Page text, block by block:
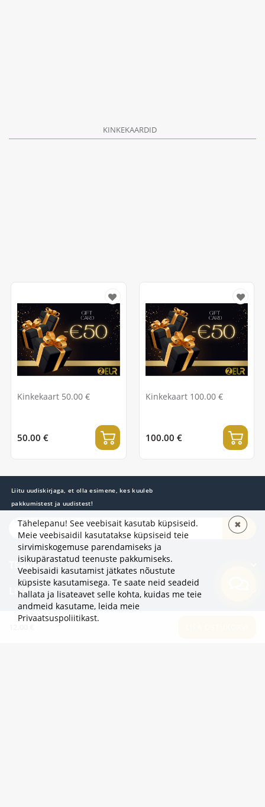
KINKEKAARDID
Kinkekaart 50.00 €
50.00 €
Kinkekaart 100.00 €
100.00 €
Liitu uudiskirjaga, et olla esimene, kes kuuleb
pakkumistest ja uudistest!
TELLI
TEAVE
LISAKS
KATEGOORIAD
Tähelepanu! See veebisait kasutab küpsiseid.
Meie veebisaidil kasutatakse küpsiseid teie
sirvimiskogemuse parendamiseks ja
isikupärastatud teenuste pakkumiseks.
Veebisaidi kasutamist jätkates nõustute
küpsiste kasutamisega. Te saate neid seadeid
hallata ja lisateavet selle kohta, kuidas me teie
andmeid kasutame, leida meie
Privaatsuspoliitikast.
✖